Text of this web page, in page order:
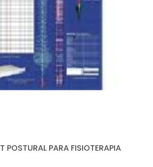
POSTURAL PARA FISIOTERAPIA